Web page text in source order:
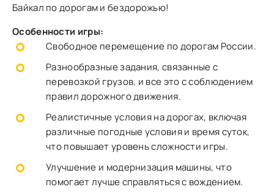
Байкал по дорогам и бездорожью!
Особенности игры:
Свободное перемещение по дорогам России.
Разнообразные задания, связанные с
перевозкой грузов, и все это с соблюдением
правил дорожного движения.
Реалистичные условия на дорогах, включая
различные погодные условия и время суток,
что повышает уровень сложности игры.
Улучшение и модернизация машины, что
помогает лучше справляться с вождением.